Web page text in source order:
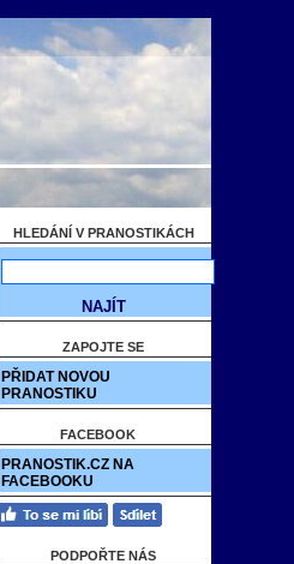
HLEDÁNÍ V PRANOSTIKÁCH
ZAPOJTE SE
PŘIDAT NOVOU
PRANOSTIKU
FACEBOOK
PRANOSTIK.CZ NA
FACEBOOKU
PODPOŘTE NÁS